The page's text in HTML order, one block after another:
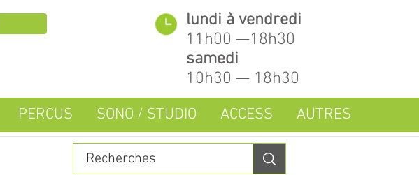
lundi à vendredi
11h00 —18h30
samedi
10h30 — 18h30
PERCUS SONO / STUDIO ACCESS AUTRES